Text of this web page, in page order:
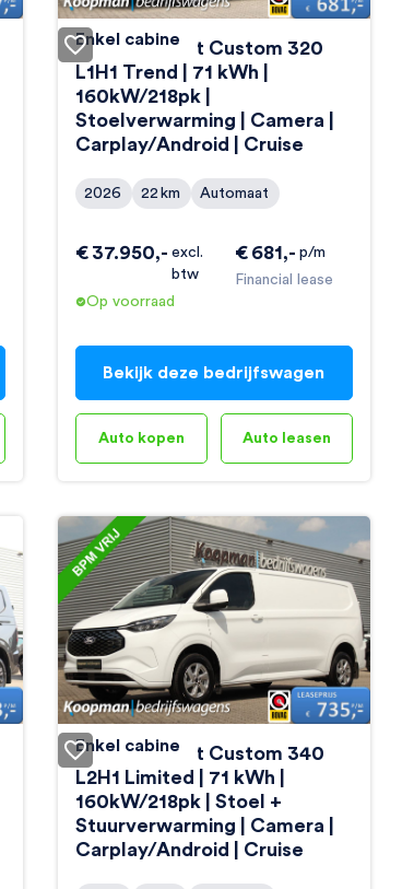
Enkel cabine
Ford E-Transit Custom 320
L1H1 Trend | 71 kWh |
160kW/218pk |
Stoelverwarming | Camera |
Carplay/Android | Cruise
2026 22 km Automaat
€ 681,- p/m
Financial lease
€ 37.950,- excl.
btw
Op voorraad
Bekijk deze bedrijfswagen
Auto kopen Auto leasen
Enkel cabine
Ford E-Transit Custom 340
L2H1 Limited | 71 kWh |
160kW/218pk | Stoel +
Stuurverwarming | Camera |
Carplay/Android | Cruise